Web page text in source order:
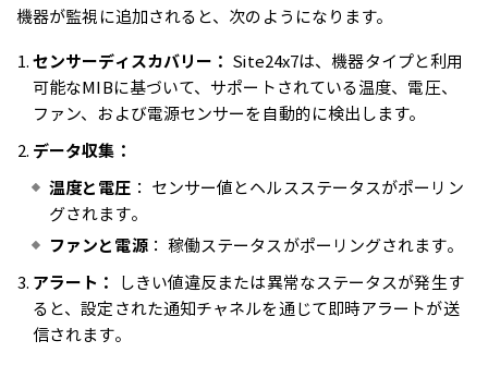
機器が監視に追加されると、次のようになります。
センサーディスカバリー： Site24x7は、機器タイプと利用
可能なMIBに基づいて、サポートされている温度、電圧、
ファン、および電源センサーを自動的に検出します。
データ収集：
温度と電圧 ： センサー値とヘルスステータスがポーリン
グされます。
ファンと電源： 稼働ステータスがポーリングされます。
アラート： しきい値違反または異常なステータスが発生す
ると、設定された通知チャネルを通じて即時アラートが送
信されます。